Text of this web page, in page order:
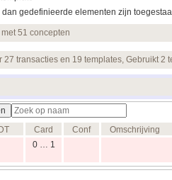
gedefinieerde elementen zijn
51 concepten
27 transacties en 19 templates, Gebruikt 2
DT Card Conf Omschrijving
0 … 1